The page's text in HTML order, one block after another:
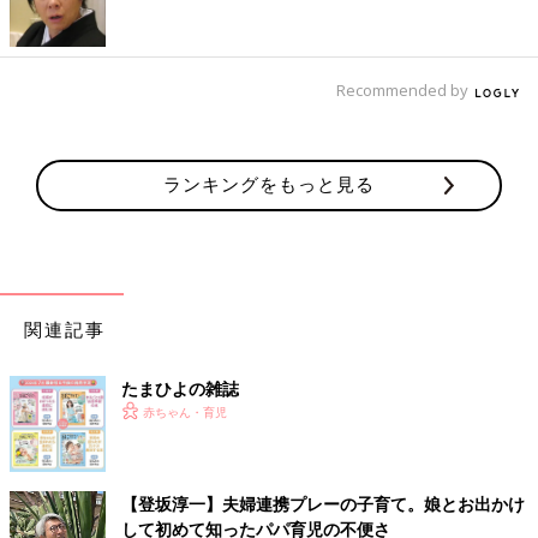
出産した病院と同じ銘柄のミルクを買い求め、娘に飲ませていま
す。ミルクで育ててよかったのは、パパも毎日飲ませてあげられ
ることです。初めて娘にミルクをあげたとき、私の記憶に残った
娘はとてもよく寝ます。妻から「退院前、夜眠れず泣く娘に助産
師さんが、大きなタオルで身体を包んでくれたら安心して寝た。
もらった本にも、同様のことが書いてあったと思い出しました。
んと睡眠」について調べ、よく寝られるように全身を包む「スワ
ドル」を購入。ミルクのあと抱っこであやし、スワドルに包んで
ベッドに寝かせる。これがわが家のルーティンになりました。
寝返りに夢中
Recommended by
ランキングをもっと見る
関連記事
たまひよの雑誌
赤ちゃん・育児
【登坂淳一】夫婦連携プレーの子育て。娘とお出かけ
して初めて知ったパパ育児の不便さ